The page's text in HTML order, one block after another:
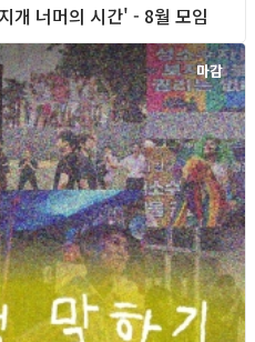
개 너머의 시간' - 8월 모임
마감